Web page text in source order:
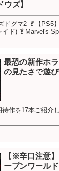
ズ】
ドグマ2 🥬【PS5
ド) 🥬Marvel's
最恐の新作ホ
の見たさで遊
作を17本ご紹介
【※辛口注意
ープンワール